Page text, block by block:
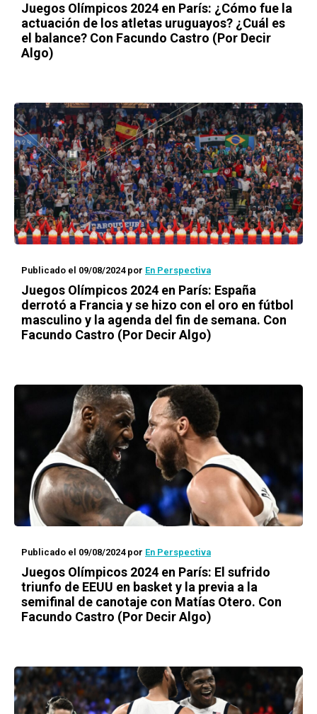
Juegos Olímpicos 2024 en París: ¿Cómo fue la
actuación de los atletas uruguayos? ¿Cuál es
el balance? Con Facundo Castro (Por Decir
Algo)
Publicado el 09/08/2024por En Perspectiva
Juegos Olímpicos 2024 en París: España
derrotó a Francia y se hizo con el oro en fútbol
masculino y la agenda del fin de semana. Con
Facundo Castro (Por Decir Algo)
Publicado el 09/08/2024por En Perspectiva
Juegos Olímpicos 2024 en París: El sufrido
triunfo de EEUU en basket y la previa a la
semifinal de canotaje con Matías Otero. Con
Facundo Castro (Por Decir Algo)